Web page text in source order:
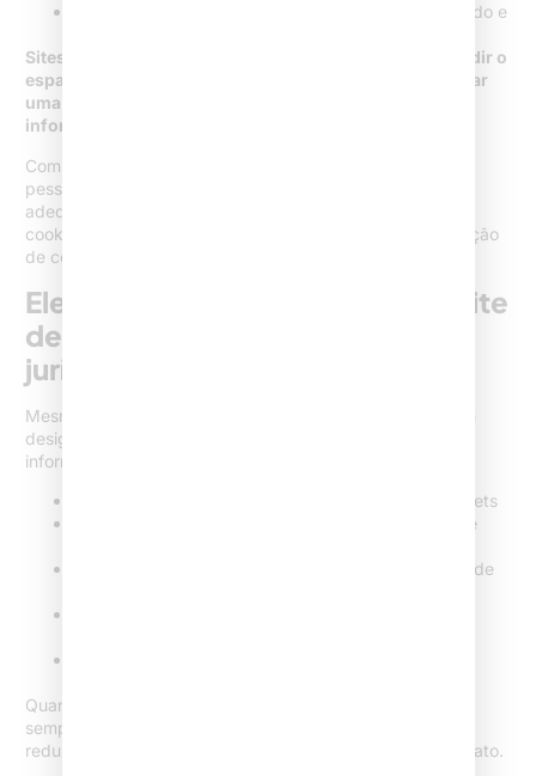
Indicar de forma clara os responsáveis pelo conteúdo e
Sites e landing pages de advogados nunca devem invadir o
espaço da publicidade tradicional. É fundamental adotar
uma linguagem ética, discreta e baseada no valor da
informação.
Com o avanço das demandas por proteção de dados
pessoais, é prudente garantir estrutura técnica e jurídica
adequada tanto no site quanto na landing page: aviso de
cookies, política de privacidade visível, opção de revogação
de consentimento.
Elementos indispensáveis para site
de advocacia e landing page
jurídica
Mesmo com focos diferentes, aprendi que ambos exigem
design premium, excelente experiência para o usuário e
informações estratégicas. Vale atenção especial para:
Design responsivo: compatível com celulares e tablets
Botões de contato claros (CTA) e formulário fácil de
Seções organizadas e objetivas, evitando excesso de
Quando oriento sócios em projetos do Sites Advocacia,
sempre coloco como prioridade a navegação limpa – ela
reduz ruídos e transmite seriedade desde o primeiro contato.